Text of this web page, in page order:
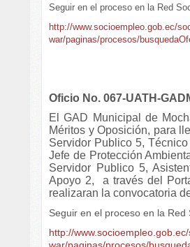
Seguir en el proceso en la Red
http://www.socioempleo.gob.ec/
war/paginas/procesos/
Oficio No. 067-UATH-
El GAD Municipal de
Méritos y Oposición, para
Servidor Publico 5,
Jefe de Protección
Servidor Publico 5,
Apoyo 2, a través del
realizaran la convocatoria
Seguir en el proceso en la Red
http://